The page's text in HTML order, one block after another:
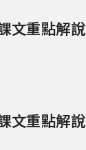
文重點解說
文重點解說